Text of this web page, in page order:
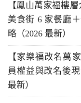
【鳳山萬家福樓
美食街 6 家餐廳
略（2026 最新）
【家樂福改名萬
員權益與改名後
最新）